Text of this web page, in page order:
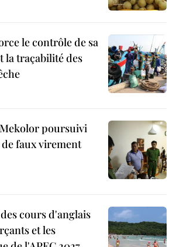
le contrôle de sa
la traçabilité des
poursuivi
faux virement
cours d'anglais
et les